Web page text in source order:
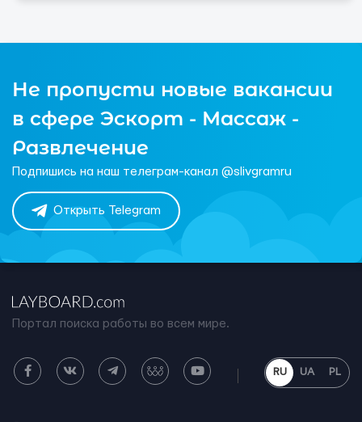
Не пропусти новые вакансии
в сфере Эскорт - Массаж -
Развлечение
Подпишись на наш телеграм-канал @slivgramru
Открыть Telegram
Портал поиска работы во всем мире.
RU UA PL